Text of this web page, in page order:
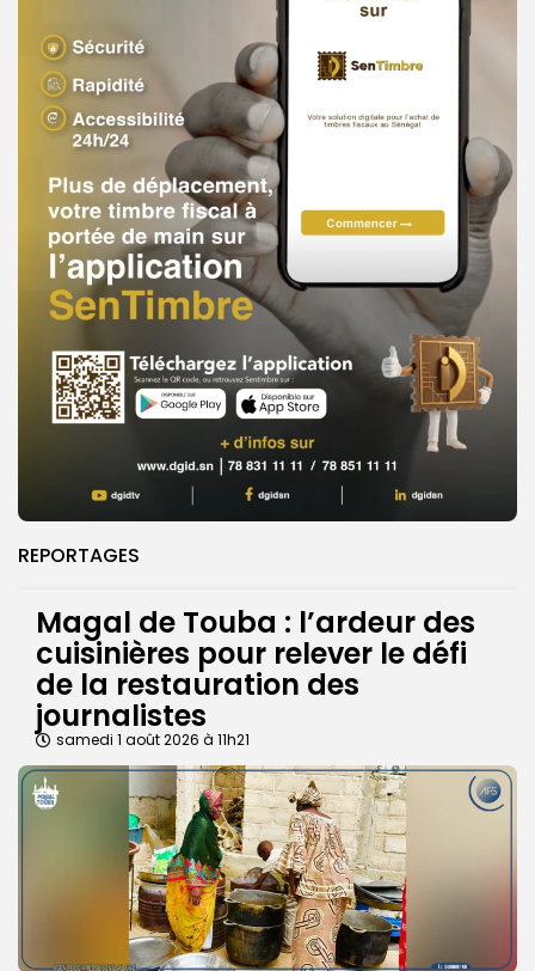
REPORTAGES
Magal de Touba : l’ardeur des
cuisinières pour relever le défi
de la restauration des
journalistes
samedi 1 août 2026 à 11h21